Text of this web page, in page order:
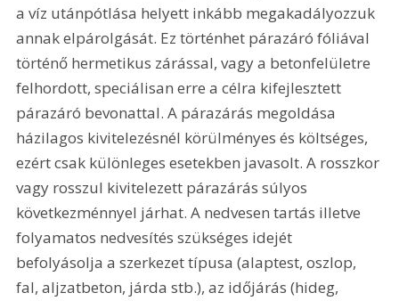
a víz utánpótlása helyett inkább megakadályozzuk
annak elpárolgását. Ez történhet párazáró fóliával
történő hermetikus zárással, vagy a betonfelületre
felhordott, speciálisan erre a célra kifejlesztett
párazáró bevonattal. A párazárás megoldása
házilagos kivitelezésnél körülményes és költséges,
ezért csak különleges esetekben javasolt. A rosszkor
vagy rosszul kivitelezett párazárás súlyos
következménnyel járhat. A nedvesen tartás illetve
folyamatos nedvesítés szükséges idejét
befolyásolja a szerkezet típusa (alaptest, oszlop,
fal, aljzatbeton, járda stb.), az időjárás (hideg,